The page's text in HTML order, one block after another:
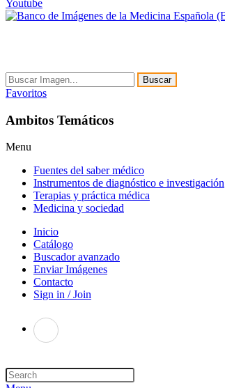
Youtube
Buscar
Favoritos
Ambitos Temáticos
Menu
Fuentes del saber médico
Instrumentos de diagnóstico e investigación
Terapias y práctica médica
Medicina y sociedad
Inicio
Catálogo
Buscador avanzado
Enviar Imágenes
Contacto
Sign in / Join